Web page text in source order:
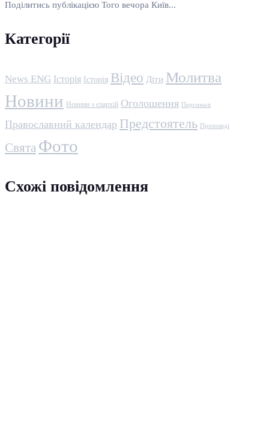
Поділитись публікацією Того вечора Київ...
Категорії
News ENG Історія Історія Відео Діти Молитва
Новини Новини з єпархій Оголошення Персоналі
Православний календар Предстоятель Проповіді
Свята Фото
Схожі повідомлення